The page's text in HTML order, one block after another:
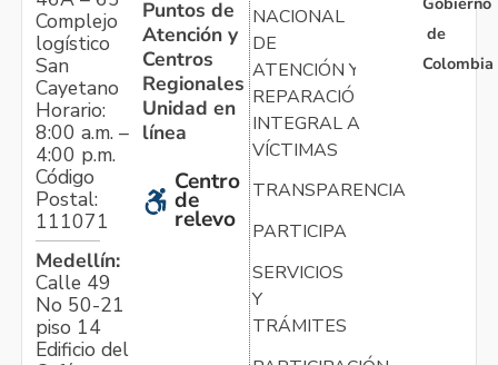
Complejo
logístico
San
Cayetano
Horario:
8:00 a.m. –
4:00 p.m.
Código
Postal:
111071
Medellín:
Calle 49
No 50-21
piso 14
Edificio del
Puntos de
Atención y
Centros
Regionales
Unidad en
línea
Centro
de
relevo
NACIONAL
DE
ATENCIÓN Y
REPARACIÓN
INTEGRAL A
VÍCTIMAS
TRANSPARENCIA
PARTICIPA
SERVICIOS
Y
TRÁMITES
de
Colombia